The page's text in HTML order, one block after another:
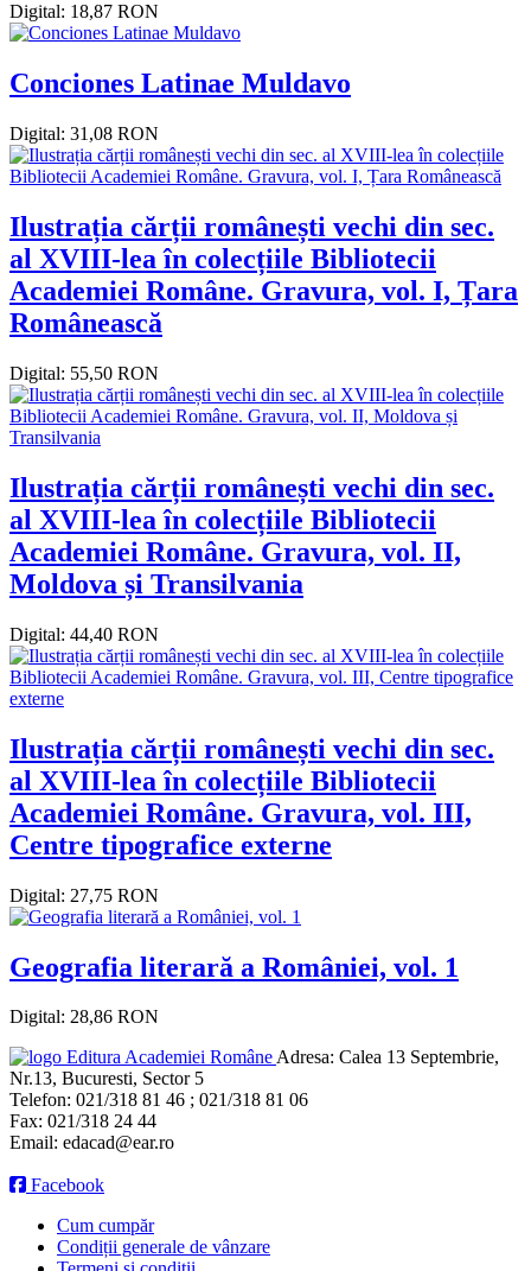
Digital: 18,87 RON
Conciones Latinae Muldavo
Digital: 31,08 RON
Ilustrația cărții românești vechi din sec.
al XVIII-lea în colecțiile Bibliotecii
Academiei Române. Gravura, vol. I, Țara
Românească
Digital: 55,50 RON
Ilustrația cărții românești vechi din sec.
al XVIII-lea în colecțiile Bibliotecii
Academiei Române. Gravura, vol. II,
Moldova și Transilvania
Digital: 44,40 RON
Ilustrația cărții românești vechi din sec.
al XVIII-lea în colecțiile Bibliotecii
Academiei Române. Gravura, vol. III,
Centre tipografice externe
Digital: 27,75 RON
Geografia literară a României, vol. 1
Digital: 28,86 RON
Editura Academiei RomâneAdresa: Calea 13 Septembrie,
Nr.13, Bucuresti, Sector 5
Telefon: 021/318 81 46 ; 021/318 81 06
Fax: 021/318 24 44
Email: edacad@ear.ro
Facebook
Cum cumpăr
Condiții generale de vânzare